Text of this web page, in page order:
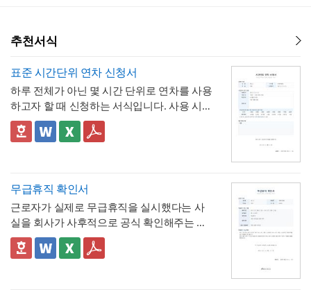
추천서식
표준 시간단위 연차 신청서
하루 전체가 아닌 몇 시간 단위로 연차를 사용
하고자 할 때 신청하는 서식입니다. 사용 시간
을 연차 일수로 환산하는 기준표를 계약서 자
체에 포함하고 있어, 신청자와 승인자 모두 몇
✅ 이 서식의 구성 특징
며칠에 해당하는지"를 신청서 자체에서 바로
계산·검증 가능
- 사용시간을 "14:00~16:00(총 2시간)"처럼
시작·종료 시각과 총 시간을 함께 기재하도록
해, 반차보다 세분화된 시간 단위로 병원 진
료, 관공서 방문 등 짧은 용무에 유연하게 대
응
- "회사의 소정근로시간에 따라 차감기준은
달라질 수 있음"이라는 단서를 명시해, 하루 8
시간 근무가 아닌 사업장에서도 환산 기준을
조정해 적용할 수 있음을 안내
- 업무 특이사항란을 별도로 두어, 시간단위
연차 사용으로 인해 발생할 수 있는 업무 공백
무급휴직 확인서
근로자가 실제로 무급휴직을 실시했다는 사
실을 회사가 사후적으로 공식 확인해주는 증
명서입니다. 휴직원(신청서)이 사전 승인 절차
를 위한 문서라면, 이 확인서는 이미 실시된
📣 이 서식의 구성 특징